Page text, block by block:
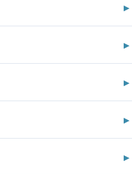
▶
▶
▶
▶
▶